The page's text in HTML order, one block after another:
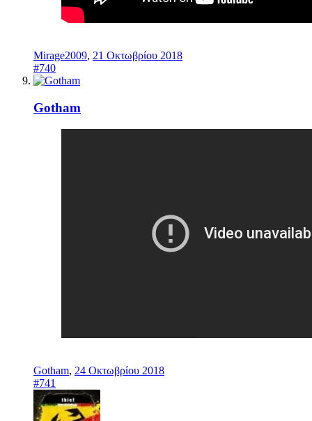
Mirage2009, 21 Οκτωβρίου 2018
#740
Gotham
Gotham, 24 Οκτωβρίου 2018
#741